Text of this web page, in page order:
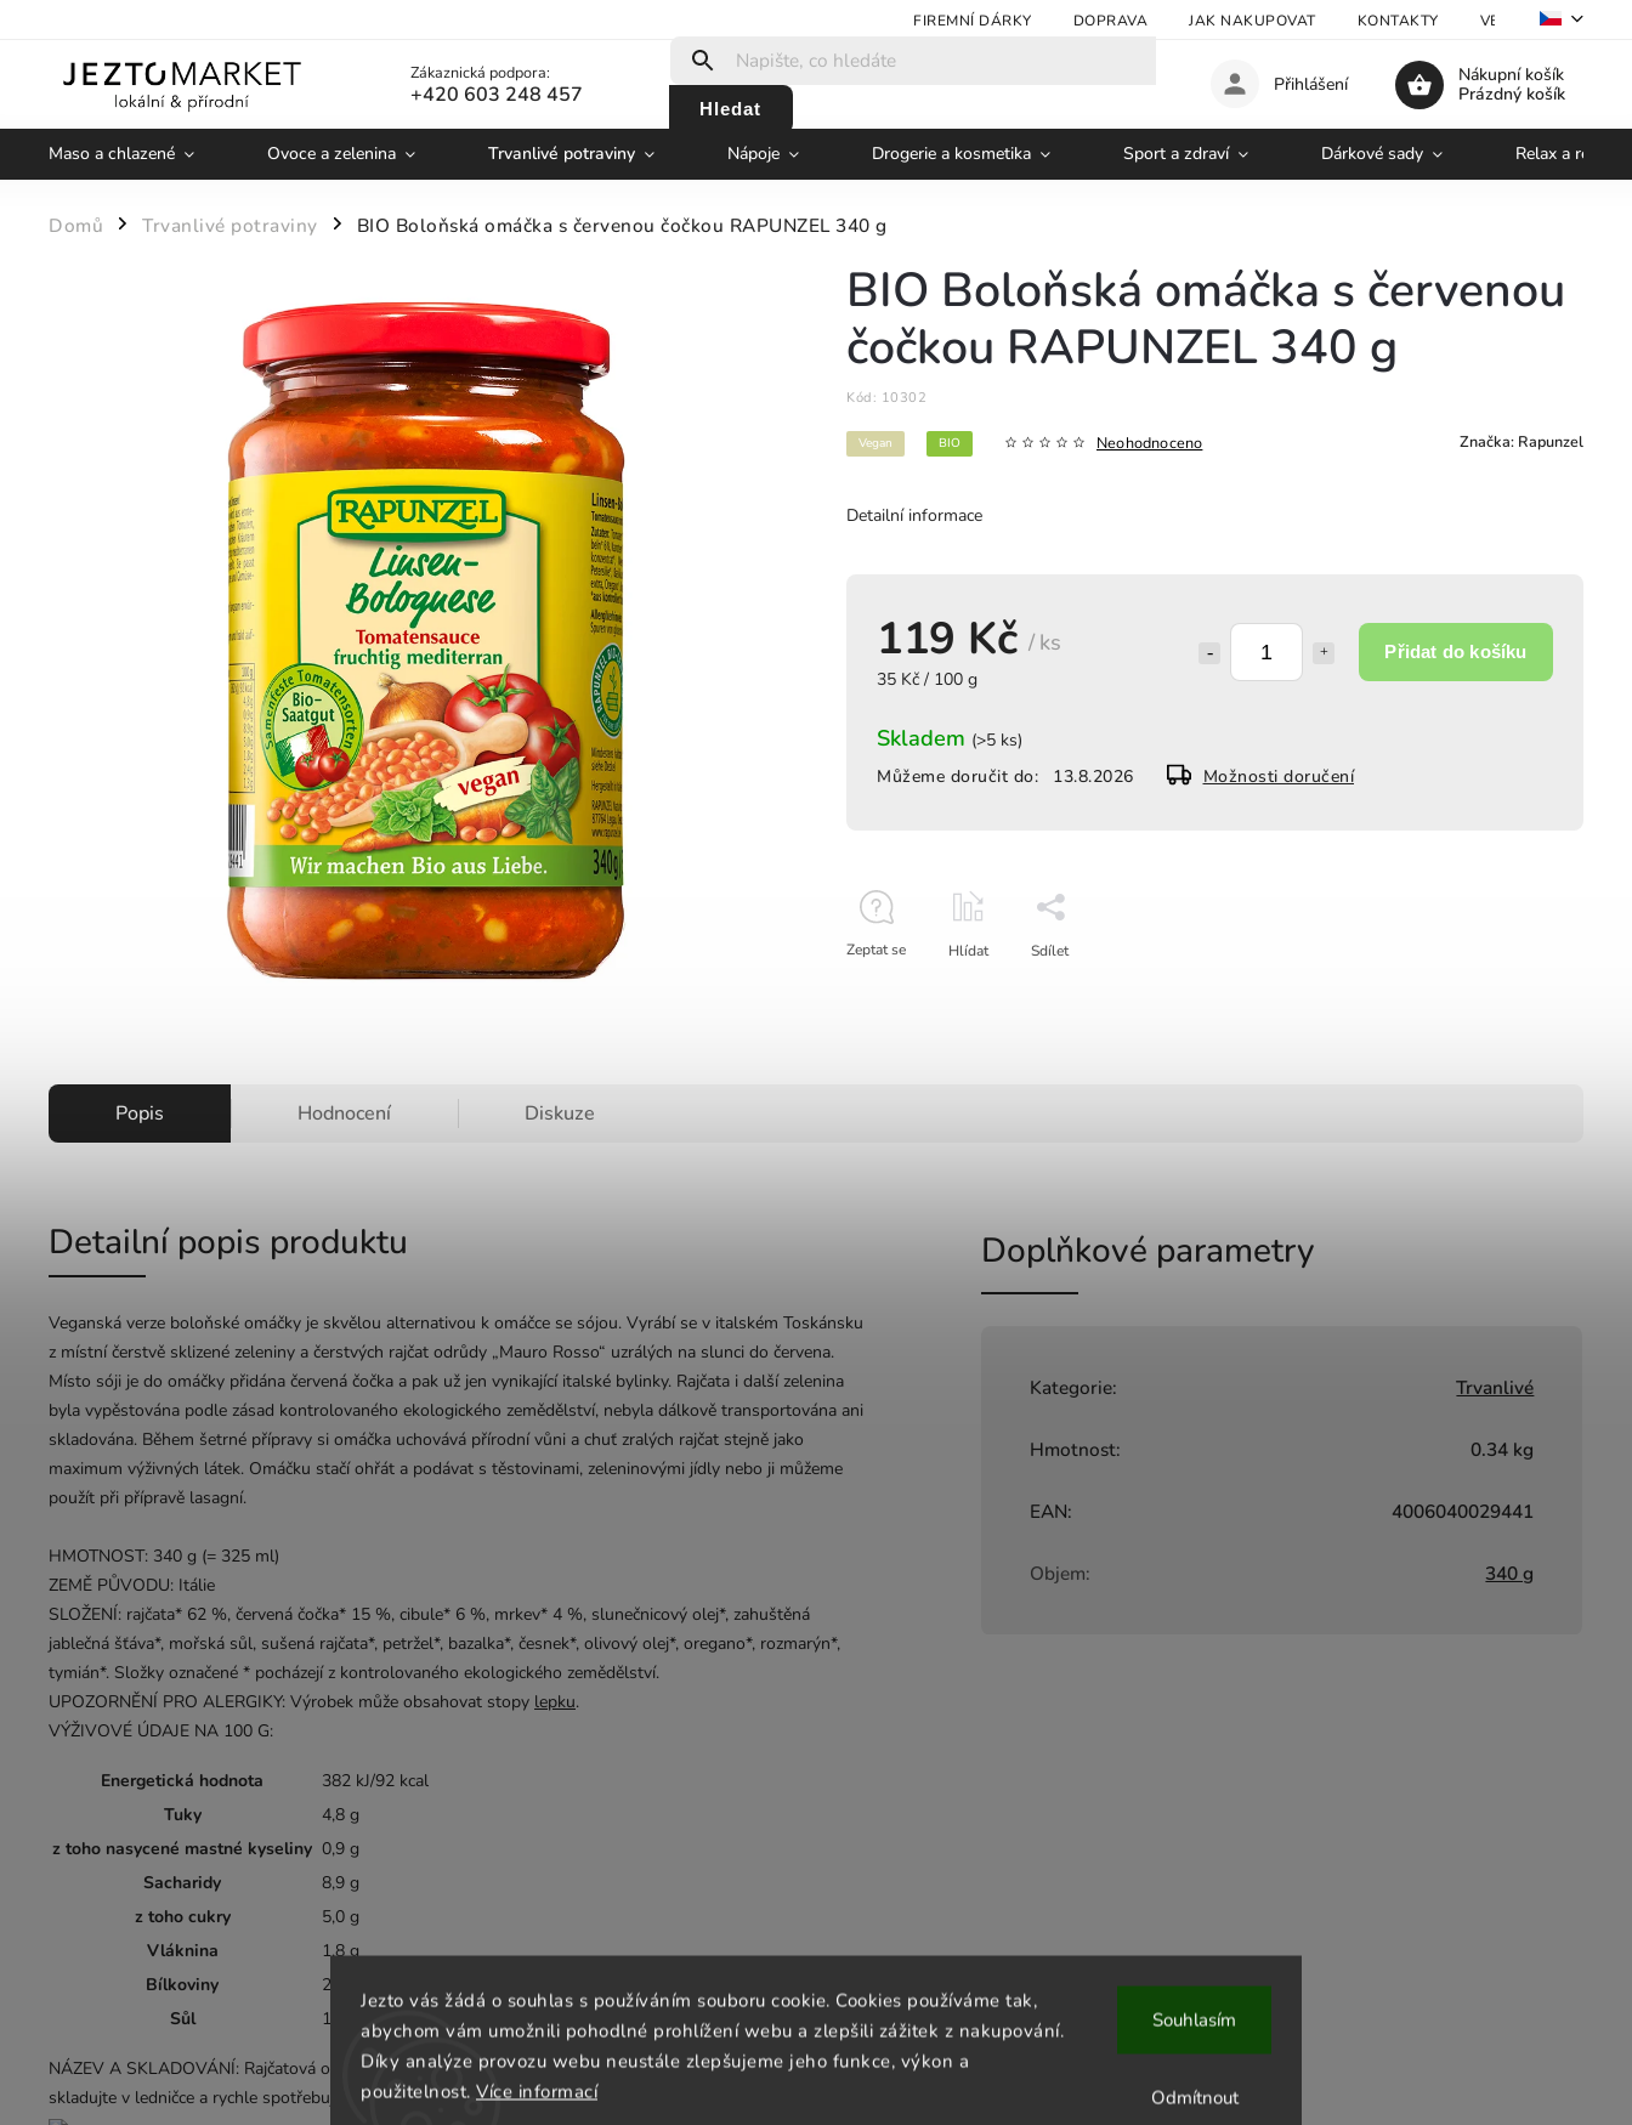
Jezto vás žádá o souhlas s používáním souboru cookie. Cookies používáme tak,
abychom vám umožnili pohodlné prohlížení webu a zlepšili zážitek z nakupování.
Díky analýze provozu webu neustále zlepšujeme jeho funkce, výkon a
použitelnost. Více informací Odmítnout
Souhlasím
FIREMNÍ DÁRKY DOPRAVA JAK NAKUPOVAT KONTAKTY VELKOOBCHOD
Zákaznická podpora:
+420 603 248 457
Hledat
Nákupní košík
Prázdný košík
Přihlášení
Maso a chlazené Ovoce a zelenina Trvanlivé potraviny Nápoje Drogerie a kosmetika Sport a zdraví Dárkové sady Relax a
Domů / Trvanlivé potraviny / BIO Boloňská omáčka s červenou čočkou RAPUNZEL 340 g
119 Kč / ks
35 Kč / 100 g
Přidat do košíku
Skladem (>5 ks)
Můžeme doručit do:
13.8.2026 Možnosti doručení
BIO Boloňská omáčka s červenou
čočkou RAPUNZEL 340 g
Kód: 10302
Vegan BIO Neohodnoceno Značka: Rapunzel
Detailní informace
Zeptat se Hlídat Sdílet
Popis Hodnocení Diskuze
Detailní popis produktu
Veganská verze boloňské omáčky je skvělou alternativou k omáčce se sójou. Vyrábí se v italském Toskánsku
z místní čerstvě sklizené zeleniny a čerstvých rajčat odrůdy „Mauro Rosso“ uzrálých na slunci do červena.
Místo sóji je do omáčky přidána červená čočka a pak už jen vynikající italské bylinky. Rajčata i další zelenina
byla vypěstována podle zásad kontrolovaného ekologického zemědělství, nebyla dálkově transportována ani
skladována. Během šetrné přípravy si omáčka uchovává přírodní vůni a chuť zralých rajčat stejně jako
maximum výživných látek. Omáčku stačí ohřát a podávat s těstovinami, zeleninovými jídly nebo ji můžeme
použít při přípravě lasagní.
HMOTNOST: 340 g (= 325 ml)
ZEMĚ PŮVODU: Itálie
SLOŽENÍ: rajčata* 62 %, červená čočka* 15 %, cibule* 6 %, mrkev* 4 %, slunečnicový olej*, zahuštěná
jablečná šťáva*, mořská sůl, sušená rajčata*, petržel*, bazalka*, česnek*, olivový olej*, oregano*, rozmarýn*,
tymián*. Složky označené * pocházejí z kontrolovaného ekologického zemědělství.
UPOZORNĚNÍ PRO ALERGIKY: Výrobek může obsahovat stopy lepku.
VÝŽIVOVÉ ÚDAJE NA 100 G:
Energetická hodnota
382 kJ/92 kcal
Tuky
4,8 g
z toho nasycené mastné kyseliny 0,9 g
Sacharidy
8,9 g
z toho cukry
5,0 g
Vláknina
1,8 g
Bílkoviny
2,4 g
Sůl
1,3 g
NÁZEV A SKLADOVÁNÍ: Rajčatová omáčka na těstoviny s červenou čočkou. Pasterováno. Po otevření
skladujte v ledničce a rychle spotřebujte.
Doplňkové parametry
Kategorie: Trvanlivé
Hmotnost: 0.34 kg
EAN: 4006040029441
Objem: 340 g